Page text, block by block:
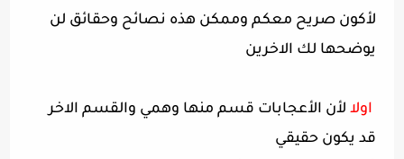
لأكون صريح معكم وممكن هذه نصائح وحقائق لن
يوضحها لك الاخرين
اولا لأن الأعجابات قسم منها وهمي والقسم الاخر
قد يكون حقيقي